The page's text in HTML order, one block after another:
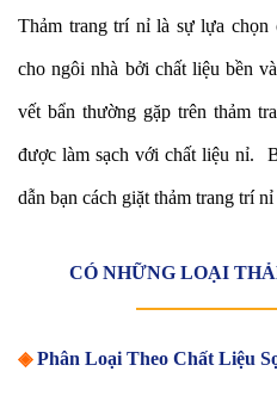
Thảm trang trí nỉ là sự lựa chọn
cho ngôi nhà bởi chất liệu bền
vết bẩn thường gặp trên thảm
được làm sạch với chất liệu nỉ.
dẫn bạn cách giặt thảm trang trí
CÓ NHỮNG LOẠI
◈Phân Loại Theo Chất Liệu